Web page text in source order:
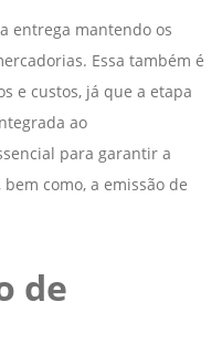
entrega mantendo os
Essa também é
e custos, já que a etapa
ao
para garantir a
como, a emissão de
de